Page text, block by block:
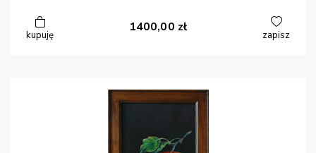
kupuję
1400,00 zł
zapisz